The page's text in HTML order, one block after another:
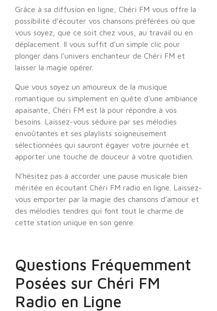
Grâce à sa diffusion en ligne, Chéri FM vous offre la
possibilité d’écouter vos chansons préférées où que
vous soyez, que ce soit chez vous, au travail ou en
déplacement. Il vous suffit d’un simple clic pour
plonger dans l’univers enchanteur de Chéri FM et
laisser la magie opérer.
Que vous soyez un amoureux de la musique
romantique ou simplement en quête d’une ambiance
apaisante, Chéri FM est là pour répondre à vos
besoins. Laissez-vous séduire par ses mélodies
envoûtantes et ses playlists soigneusement
sélectionnées qui sauront égayer votre journée et
apporter une touche de douceur à votre quotidien.
N’hésitez pas à accorder une pause musicale bien
méritée en écoutant Chéri FM radio en ligne. Laissez-
vous emporter par la magie des chansons d’amour et
des mélodies tendres qui font tout le charme de
cette station unique en son genre.
Questions Fréquemment
Posées sur Chéri FM
Radio en Ligne